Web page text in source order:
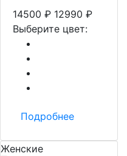
14500 ₽ 12990 ₽
Выберите цвет:
Подробнее
Женские